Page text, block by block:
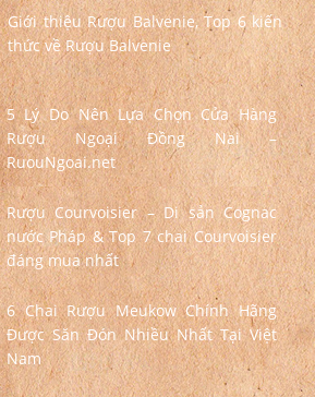
Giới thiệu Rượu Balvenie, Top 6 kiến
thức về Rượu Balvenie
5 Lý Do Nên Lựa Chọn Cửa Hàng
Rượu Ngoại Đồng Nai –
RuouNgoai.net
Rượu Courvoisier – Di sản Cognac
nước Pháp & Top 7 chai Courvoisier
đáng mua nhất
6 Chai Rượu Meukow Chính Hãng
Được Săn Đón Nhiều Nhất Tại Việt
Nam